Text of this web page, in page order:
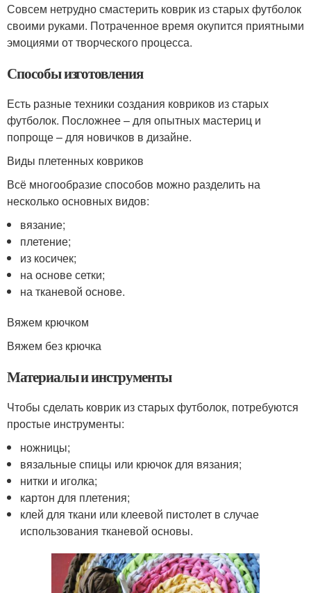
Совсем нетрудно смастерить коврик из старых футболок
своими руками. Потраченное время окупится приятными
эмоциями от творческого процесса.
Способы изготовления
Есть разные техники создания ковриков из старых
футболок. Посложнее – для опытных мастериц и
попроще – для новичков в дизайне.
Виды плетенных ковриков
Всё многообразие способов можно разделить на
несколько основных видов:
вязание;
плетение;
из косичек;
на основе сетки;
на тканевой основе.
Вяжем крючком
Вяжем без крючка
Материалы и инструменты
Чтобы сделать коврик из старых футболок, потребуются
простые инструменты:
ножницы;
вязальные спицы или крючок для вязания;
нитки и иголка;
картон для плетения;
клей для ткани или клеевой пистолет в случае
использования тканевой основы.